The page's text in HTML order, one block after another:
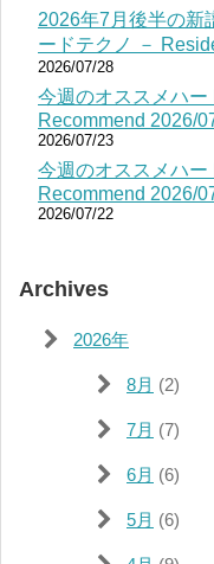
2026年7月後半の新
ードテクノ －
2026/07/28
今週のオススメハー
Recommend 2026/
2026/07/23
今週のオススメハー
Recommend 2026/
2026/07/22
Archives
2026年
8月 (2)
7月 (7)
6月 (6)
5月 (6)